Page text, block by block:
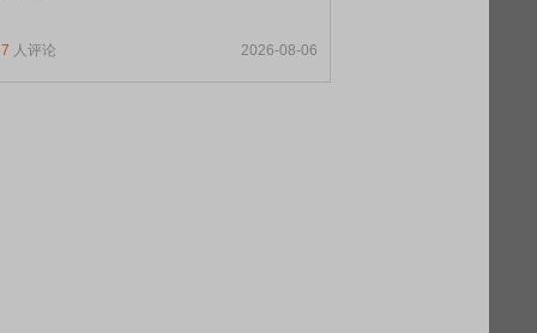
人评论 2026-08-06